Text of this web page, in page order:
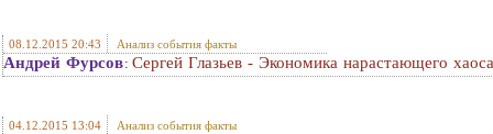
08.12.2015 20:43 Анализ события факты
Андрей Фурсов: Сергей Глазьев - Экономика нарастающего хаоса
04.12.2015 13:04 Анализ события факты